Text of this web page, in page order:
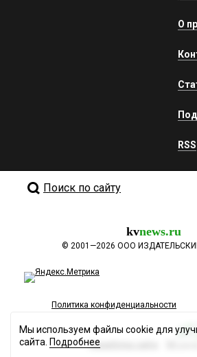
О
RSS
Поиск по сайту
kvnews.ru
© 2001—2026 ООО
Политика конфиденциальности
Разработка сайта
Мы используем файлы cookie для
сайта. Подробнее